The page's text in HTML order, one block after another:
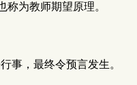
为教师期望原理。
事，最终令预言发生。